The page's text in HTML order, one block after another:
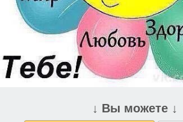
↓ Вы можете ↓